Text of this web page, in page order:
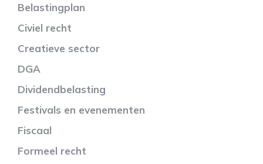
Belastingplan
Civiel recht
Creatieve sector
DGA
Dividendbelasting
Festivals en evenementen
Fiscaal
Formeel recht